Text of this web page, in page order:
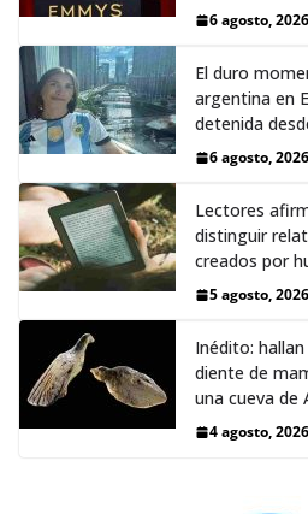
6 agosto, 2026
El duro
argentina en
detenida
6 agosto, 2026
Lectores
distinguir
creados por
5 agosto, 2026
Inédito:
diente de
una cueva de
4 agosto, 2026